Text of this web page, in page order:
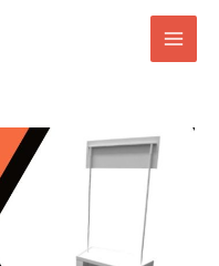
Main